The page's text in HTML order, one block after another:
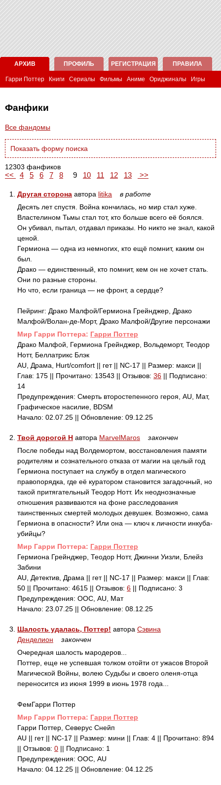
АРХИВ ПРОФИЛЬ РЕГИСТРАЦИЯ ПРАВИЛА
Гарри Поттер Книги Сериалы Фильмы Аниме Ориджиналы Игры
Фанфики
Все фандомы
12303 фанфиков
<< 4 5 6 7 8 9 10 11 12 13 >>
1. Другая сторона автора litika
в работе
Десять лет спустя. Война кончилась, но мир стал хуже.
Властелином Тьмы стал тот, кто больше всего её боялся.
Он убивал, пытал, отдавал приказы. Но никто не знал, какой
ценой.
Гермиона — одна из немногих, кто ещё помнит, каким он
был.
Драко — единственный, кто помнит, кем он не хочет стать.
Они по разные стороны.
Но что, если граница — не фронт, а сердце?
Пейринг: Драко Малфой/Гермиона Грейнджер, Драко
Малфой/Волан-де-Морт, Драко Малфой/Другие персонажи
Mир Гарри Поттера: Гарри Поттер
Драко Малфой, Гермиона Грейнджер, Вольдеморт, Теодор
Нотт, Беллатрикс Блэк
AU, Драма, Hurt/comfort || гет || NC-17 || Размер: макси ||
Глав: 175 || Прочитано: 13543 || Отзывов: 36 || Подписано:
14
Предупреждения: Смерть второстепенного героя, AU, Мат,
Графическое насилие, BDSM
Начало: 02.07.25 || Обновление: 09.12.25
2. Твой дорогой Н автора MarvelMaros
закончен
После победы над Волдемортом, восстановления памяти
родителям и сознательного отказа от магии на целый год
Гермиона поступает на службу в отдел магического
правопорядка, где её куратором становится загадочный, но
такой притягательный Теодор Нотт. Их неоднозначные
отношения развиваются на фоне расследования
таинственных смертей молодых девушек. Возможно, сама
Гермиона в опасности? Или она — ключ к личности инкуба-
убийцы?
Mир Гарри Поттера: Гарри Поттер
Гермиона Грейнджер, Теодор Нотт, Джинни Уизли, Блейз
Забини
AU, Детектив, Драма || гет || NC-17 || Размер: макси || Глав:
50 || Прочитано: 4615 || Отзывов: 6 || Подписано: 3
Предупреждения: ООС, AU, Мат
Начало: 23.07.25 || Обновление: 08.12.25
3. Шалость удалась, Поттер! автора Сэвина
Денделион
закончен
Очередная шалость мародеров...
Поттер, еще не успевшая толком отойти от ужасов Второй
Магической Войны, волею Судьбы и своего оленя-отца
переносится из июня 1999 в июнь 1978 года...
ФемГарри Поттер
Mир Гарри Поттера: Гарри Поттер
Гарри Поттер, Северус Снейп
AU || гет || NC-17 || Размер: мини || Глав: 4 || Прочитано: 894
|| Отзывов: 0 || Подписано: 1
Предупреждения: ООС, AU
Начало: 04.12.25 || Обновление: 04.12.25
Показать форму поиска